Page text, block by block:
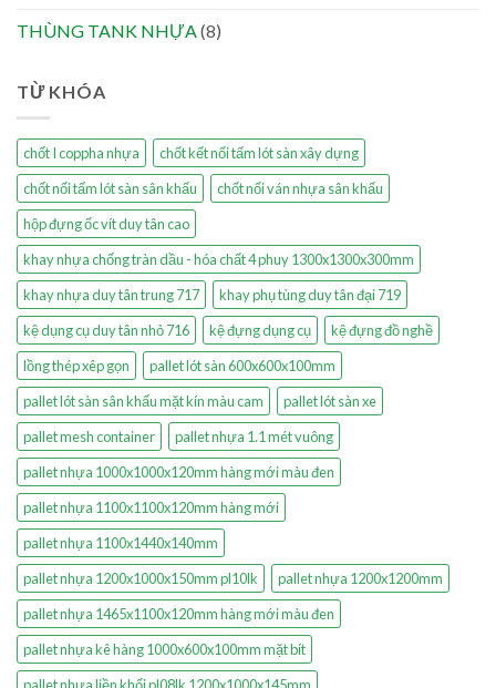
THÙNG TANK NHỰA (8)
TỪ KHÓA
chốt I coppha nhựa
chốt kết nối tấm lót sàn xây dựng
chốt nối tấm lót sàn sân khấu
chốt nối ván nhựa sân khấu
hộp đựng ốc vít duy tân cao
khay nhựa chống tràn dầu - hóa chất 4 phuy 1300x1300x300mm
khay nhựa duy tân trung 717
khay phụ tùng duy tân đại 719
kệ dụng cụ duy tân nhỏ 716
kệ đựng dụng cụ
kệ đựng đồ nghề
lồng thép xêp gọn
pallet lót sàn 600x600x100mm
pallet lót sàn sân khấu mặt kín màu cam
pallet lót sàn xe
pallet mesh container
pallet nhựa 1.1 mét vuông
pallet nhựa 1000x1000x120mm hàng mới màu đen
pallet nhựa 1100x1100x120mm hàng mới
pallet nhựa 1100x1440x140mm
pallet nhựa 1200x1000x150mm pl10lk
pallet nhựa 1200x1200mm
pallet nhựa 1465x1100x120mm hàng mới màu đen
pallet nhựa kê hàng 1000x600x100mm mặt bít